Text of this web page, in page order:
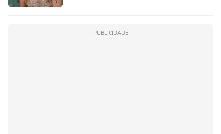
PUBLICIDADE